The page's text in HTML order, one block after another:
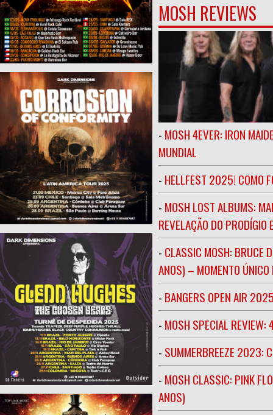
MOSH REVIEWS
- MOSH 4EVER: IRON
MUNDIAL
- HELLFEST 2025! COMO
- MOSH LOST ALBUMS:
REVELAÇÃO DO
- CLASSIC MOSH: BRUCE
ANOS) – MOMENTO ÚNICO
- BANGERS OPEN AIR
- MOSH SPECIAL REVIEW:
- SUMMERBREEZE 2023:
- MOSH CLASSIC: PINK
ANOS)